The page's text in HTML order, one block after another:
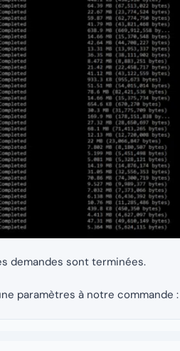
demandes sont terminées.
paramètres à notre commande :